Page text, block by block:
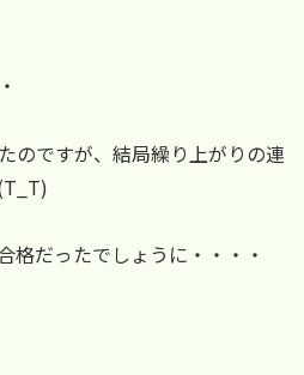
のですが、結局繰り上がりの連
格だったでしょうに・・・・